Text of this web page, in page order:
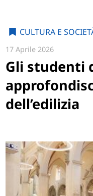
CULTURA E
17 Aprile 2026
Gli studenti
dell’edilizia